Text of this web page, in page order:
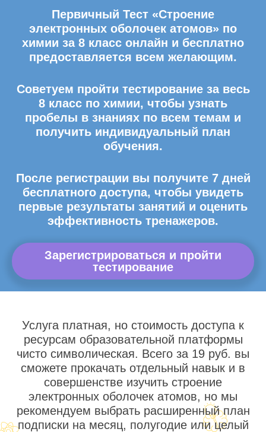
Первичный Тест «Строение
электронных оболочек атомов» по
химии за 8 класс онлайн и бесплатно
предоставляется всем желающим.
Советуем пройти тестирование за весь
8 класс по химии, чтобы узнать
пробелы в знаниях по всем темам и
получить индивидуальный план
обучения.
После регистрации вы получите 7 дней
бесплатного доступа, чтобы увидеть
первые результаты занятий и оценить
эффективность тренажеров.
Зарегистрироваться и пройти
тестирование
Услуга платная, но стоимость доступа к
ресурсам образовательной платформы
чисто символическая. Всего за 19 руб. вы
сможете прокачать отдельный навык и в
совершенстве изучить строение
электронных оболочек атомов, но мы
рекомендуем выбрать расширенный план
подписки на месяц, полугодие или целый